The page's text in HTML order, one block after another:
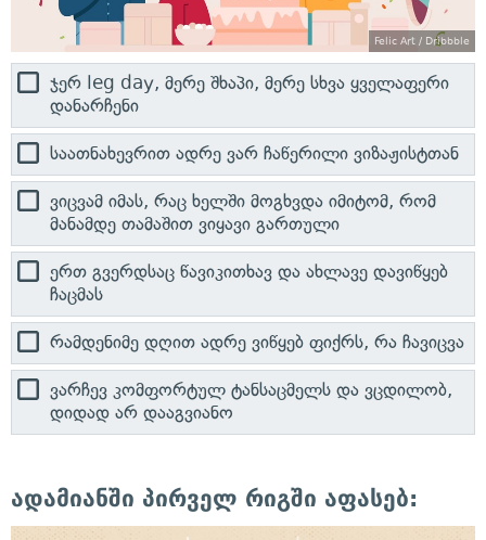
Felic Art / Dribbble
ჯერ leg day, მერე შხაპი, მერე სხვა ყველაფერი
დანარჩენი
საათნახევრით ადრე ვარ ჩაწერილი ვიზაჟისტთან
ვიცვამ იმას, რაც ხელში მოგხვდა იმიტომ, რომ
მანამდე თამაშით ვიყავი გართული
ერთ გვერდსაც წავიკითხავ და ახლავე დავიწყებ
ჩაცმას
რამდენიმე დღით ადრე ვიწყებ ფიქრს, რა ჩავიცვა
ვარჩევ კომფორტულ ტანსაცმელს და ვცდილობ,
დიდად არ დააგვიანო
ადამიანში პირველ რიგში აფასებ: